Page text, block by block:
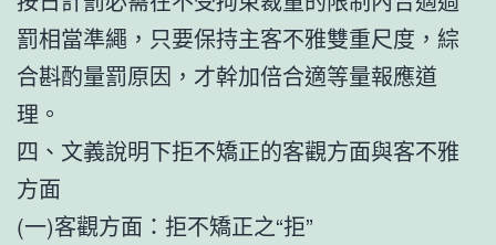
罰相當準繩，只要保持主客不雅雙重尺度，綜
合斟酌量罰原因，才幹加倍合適等量報應道
理。
四、文義說明下拒不矯正的客觀方面與客不雅
方面
(一)客觀方面：拒不矯正之“拒”